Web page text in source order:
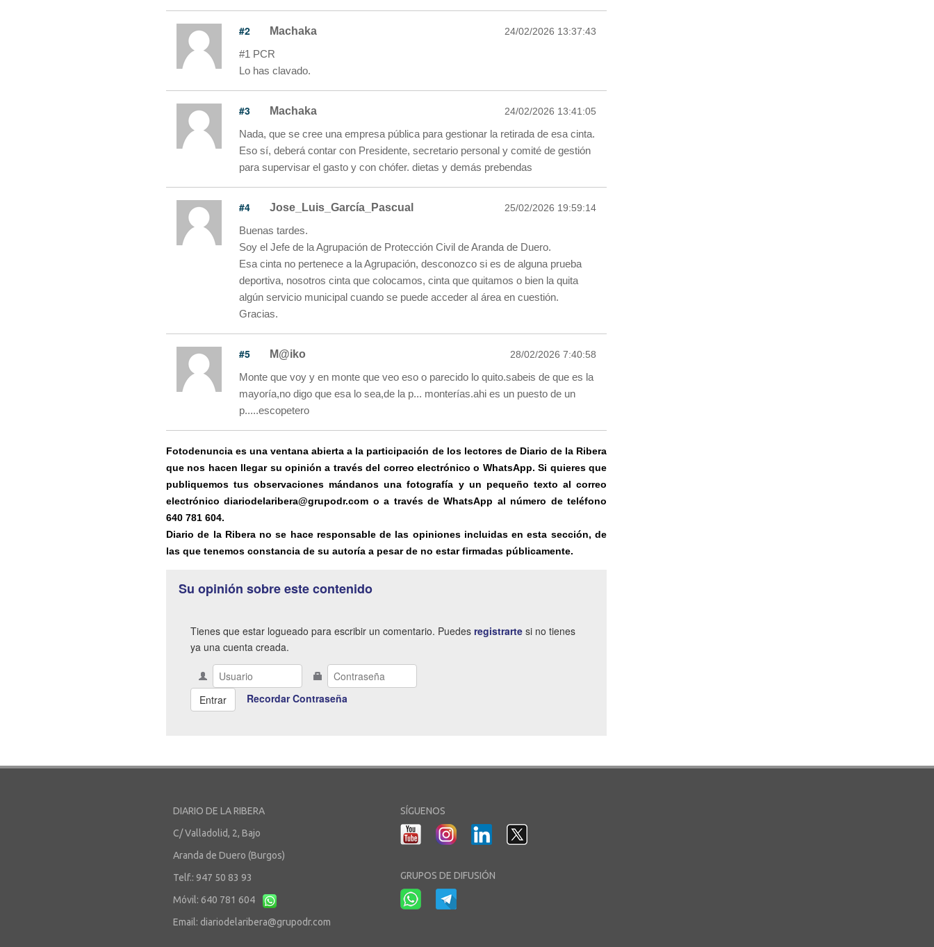
#2 Machaka 24/02/2026 13:37:43
#1 PCR
Lo has clavado.
#3 Machaka 24/02/2026 13:41:05
Nada, que se cree una empresa pública para gestionar la retirada de esa cinta.
Eso sí, deberá contar con Presidente, secretario personal y comité de gestión
para supervisar el gasto y con chófer. dietas y demás prebendas
#4 Jose_Luis_García_Pascual 25/02/2026 19:59:14
Buenas tardes.
Soy el Jefe de la Agrupación de Protección Civil de Aranda de Duero.
Esa cinta no pertenece a la Agrupación, desconozco si es de alguna prueba
deportiva, nosotros cinta que colocamos, cinta que quitamos o bien la quita
algún servicio municipal cuando se puede acceder al área en cuestión.
Gracias.
#5 M@iko 28/02/2026 7:40:58
Monte que voy y en monte que veo eso o parecido lo quito.sabeis de que es la
mayoría,no digo que esa lo sea,de la p... monterías.ahi es un puesto de un
p.....escopetero
Fotodenuncia es una ventana abierta a la participación de los lectores de Diario de la Ribera
que nos hacen llegar su opinión a través del correo electrónico o WhatsApp. Si quieres que
publiquemos tus observaciones mándanos una fotografía y un pequeño texto al correo
electrónico diariodelaribera@grupodr.com o a través de WhatsApp al número de teléfono
640 781 604.
Diario de la Ribera no se hace responsable de las opiniones incluidas en esta sección, de
las que tenemos constancia de su autoría a pesar de no estar firmadas públicamente.
Su opinión sobre este contenido
Tienes que estar logueado para escribir un comentario. Puedes registrarte si no tienes
ya una cuenta creada.
Recordar Contraseña
DIARIO DE LA RIBERA
C/ Valladolid, 2, Bajo
Aranda de Duero (Burgos)
Telf.: 947 50 83 93
Móvil: 640 781 604
Email: diariodelaribera@grupodr.com
SÍGUENOS
GRUPOS DE DIFUSIÓN